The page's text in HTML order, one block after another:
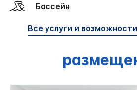
Бассейн
Все услуги и